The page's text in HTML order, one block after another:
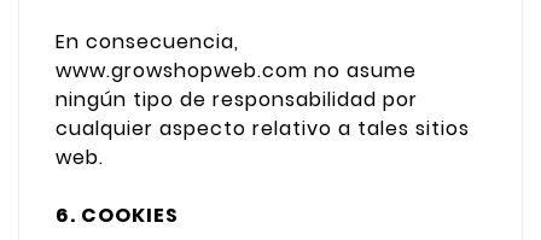
En consecuencia,
www.growshopweb.com no asume
ningún tipo de responsabilidad por
cualquier aspecto relativo a tales sitios
web.
6. COOKIES